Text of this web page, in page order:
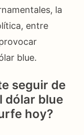
la
entre
blue.
seguir de
dólar blue
hoy?